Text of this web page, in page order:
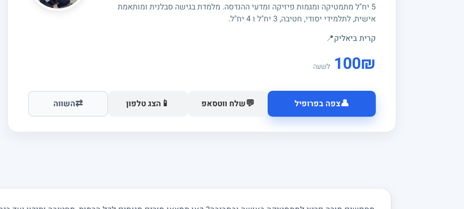
5 יח"ל מתמטיקה ומגמות פיזיקה ומדעי ההנדסה. מלמדת בגישה סבלנית ומותאמת
אישית, לתלמידי יסודי, חטיבה, 3 יח"ל ו 4 יח"ל.
קרית ביאליק📍
₪
100 לשעה
👤צפה בפרופיל 💬שלח ווטסאפ 📱 הצג טלפון ⇄השווה